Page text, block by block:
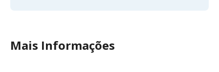
Mais Informações